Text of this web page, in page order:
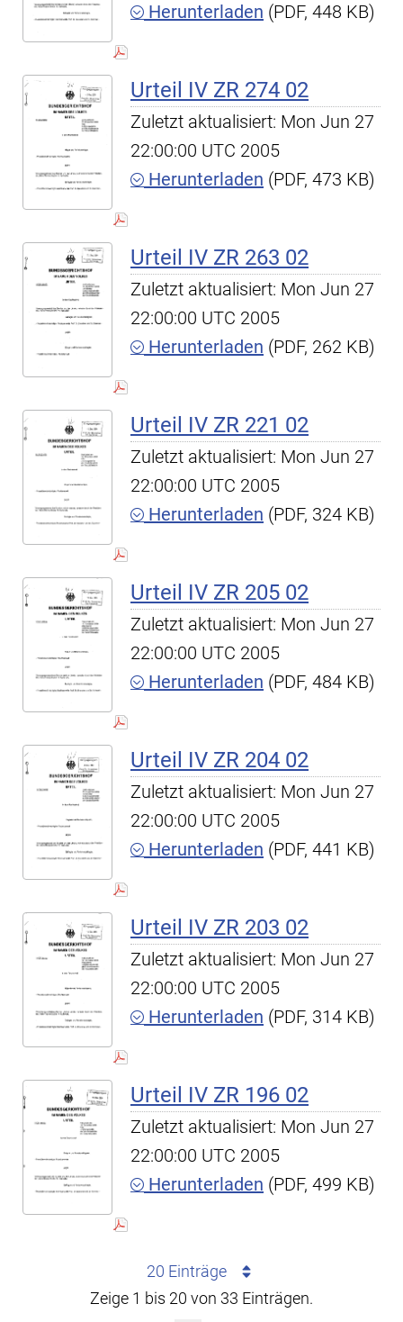
Herunterladen (PDF, 448 KB)
Urteil IV ZR 274 02
Zuletzt aktualisiert: Mon Jun 27
22:00:00 UTC 2005
Herunterladen (PDF, 473 KB)
Urteil IV ZR 263 02
Zuletzt aktualisiert: Mon Jun 27
22:00:00 UTC 2005
Herunterladen (PDF, 262 KB)
Urteil IV ZR 221 02
Zuletzt aktualisiert: Mon Jun 27
22:00:00 UTC 2005
Herunterladen (PDF, 324 KB)
Urteil IV ZR 205 02
Zuletzt aktualisiert: Mon Jun 27
22:00:00 UTC 2005
Herunterladen (PDF, 484 KB)
Urteil IV ZR 204 02
Zuletzt aktualisiert: Mon Jun 27
22:00:00 UTC 2005
Herunterladen (PDF, 441 KB)
Urteil IV ZR 203 02
Zuletzt aktualisiert: Mon Jun 27
22:00:00 UTC 2005
Herunterladen (PDF, 314 KB)
Urteil IV ZR 196 02
Zuletzt aktualisiert: Mon Jun 27
22:00:00 UTC 2005
Herunterladen (PDF, 499 KB)
20 Einträge
Zeige 1 bis 20 von 33 Einträgen.